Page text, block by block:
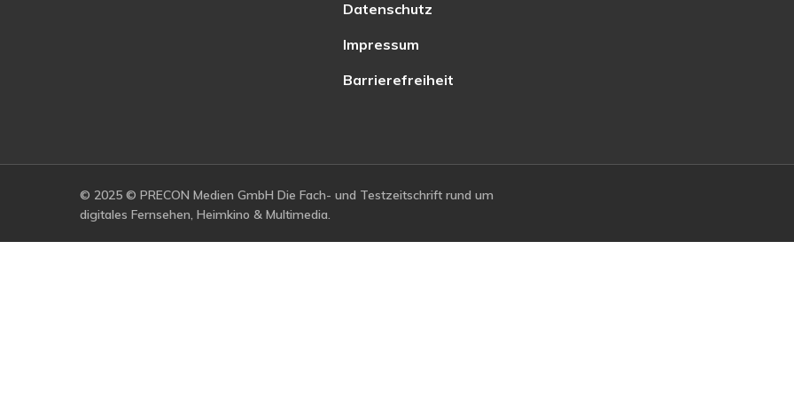
Datenschutz
Impressum
Barrierefreiheit
© 2025 © PRECON Medien GmbH Die Fach- und Testzeitschrift rund um
digitales Fernsehen, Heimkino & Multimedia.